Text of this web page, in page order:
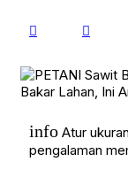
info Atur
pengalaman